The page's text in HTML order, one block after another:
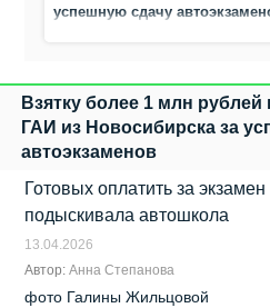
успешную сдачу
Взятку более 1 млн рублей
ГАИ из Новосибирска за
автоэкзаменов
Готовых оплатить за
подыскивала автошкола
13.04.2026
Автор:Анна Степанова
фото Галины Жильцовой